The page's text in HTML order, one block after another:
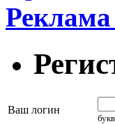
Реклама
Ваш логин